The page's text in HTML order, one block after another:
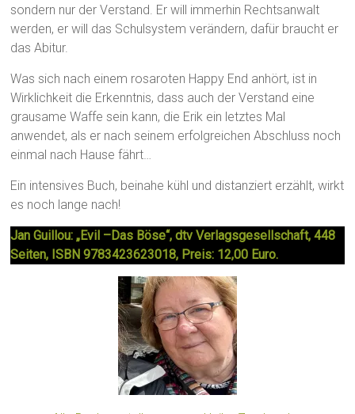
sondern nur der Verstand. Er will immerhin Rechtsanwalt
werden, er will das Schulsystem verändern, dafür braucht er
das Abitur.
Was sich nach einem rosaroten Happy End anhört, ist in
Wirklichkeit die Erkenntnis, dass auch der Verstand eine
grausame Waffe sein kann, die Erik ein letztes Mal
anwendet, als er nach seinem erfolgreichen Abschluss noch
einmal nach Hause fährt…
Ein intensives Buch, beinahe kühl und distanziert erzählt, wirkt
es noch lange nach!
Jan Guillou: „Evil –Das Böse“, dtv Verlagsgesellschaft, 448
Seiten, ISBN 9783423623018, Preis: 12,00 Euro.